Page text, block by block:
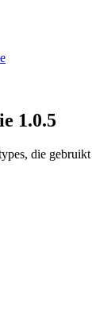
1.0.5
die gebruikt